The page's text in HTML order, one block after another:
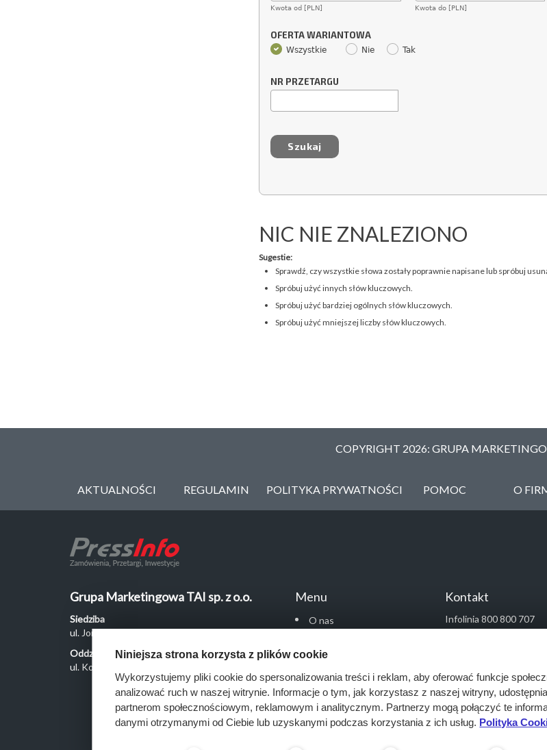
Kwota od [PLN] Kwota do [PLN]
OFERTA WARIANTOWA
Wszystkie Nie Tak
NR PRZETARGU
NIC NIE ZNALEZIONO
Sugestie:
Sprawdź, czy wszystkie słowa zostały poprawnie napisane lub spróbuj
Spróbuj użyć innych słów kluczowych.
Spróbuj użyć bardziej ogólnych słów kluczowych.
Spróbuj użyć mniejszej liczby słów kluczowych.
COPYRIGHT 2026: GRUPA
AKTUALNOŚCI REGULAMIN POLITYKA PRYWATNOŚCI POMOC O
Grupa Marketingowa TAI sp. z o.o.
Siedziba
ul. Jordanowska 12, 04-204 Warszawa
Oddział Poznań
ul. Kochanowskiego 18/6, 60-846 Poznań
Menu
O nas
Monitoring przetargów
Raporty przetargowe
Ustawienia cookies
Kontakt
Kontakt
Infolinia 800 800 707
kontakt@pressinfo.pl
Niniejsza strona korzysta z plików cookie
Wykorzystujemy pliki cookie do spersonalizowania treści i reklam, aby oferować funkcje
analizować ruch w naszej witrynie. Informacje o tym, jak korzystasz z naszej witryny,
partnerom społecznościowym, reklamowym i analitycznym. Partnerzy mogą połączyć te
danymi otrzymanymi od Ciebie lub uzyskanymi podczas korzystania z ich usług. Polityka